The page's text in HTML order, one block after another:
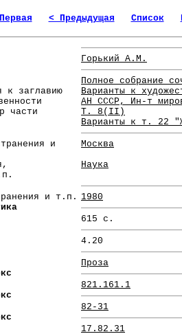
< Предыдущая Список
Горький А.М.
Полное собрание
к заглавию
Варианты к
АН СССР, Ин-т
части
Т. 8(II)
Варианты к т. 22
и
Москва
Наука
и т.п. 1980
615 с.
4.20
Проза
821.161.1
82-31
17.82.31